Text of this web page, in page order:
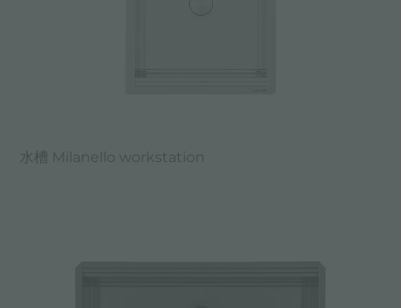
水槽 Milanello workstation